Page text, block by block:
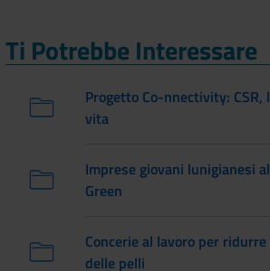
Ti Potrebbe Interessare
Progetto Co-nnectivity:
vita
Imprese giovani lunigianesi
Green
Concerie al lavoro per
delle pelli